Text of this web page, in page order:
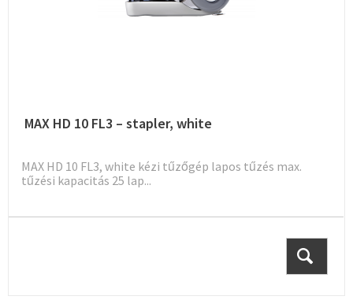
MAX HD 10 FL3 – stapler, white
MAX HD 10 FL3, white kézi tűzőgép lapos tűzés max.
tűzési kapacitás 25 lap...